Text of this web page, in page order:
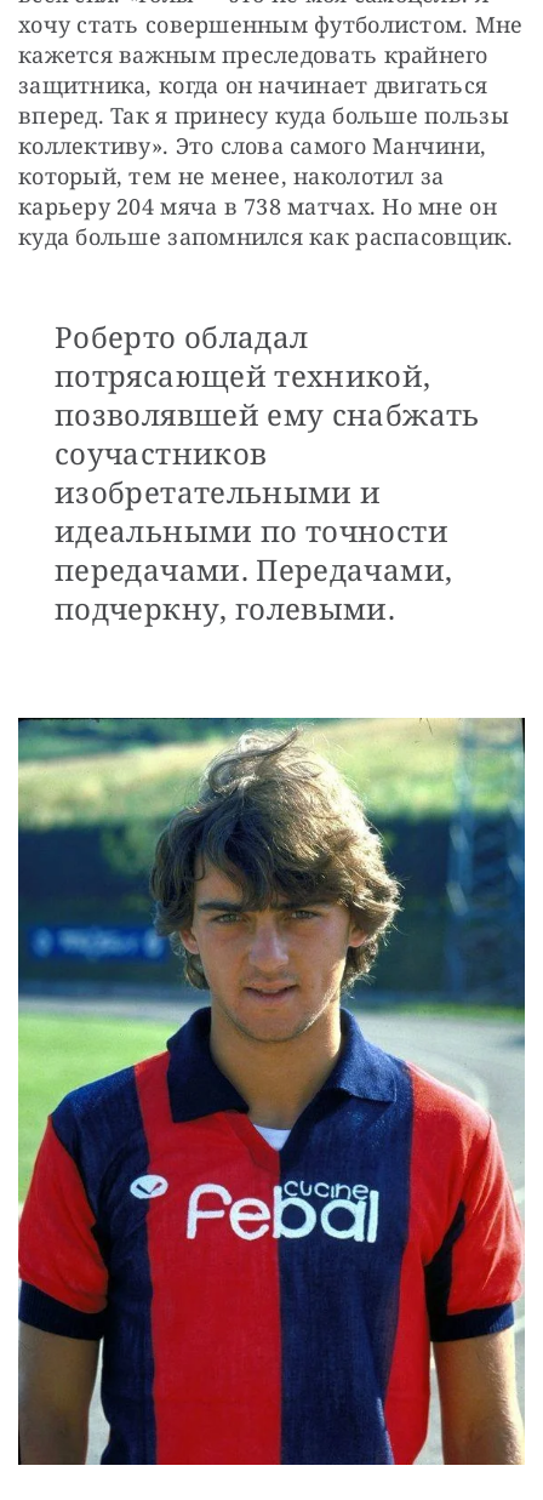
хочу стать совершенным футболистом. Мне
кажется важным преследовать крайнего
защитника, когда он начинает двигаться
вперед. Так я принесу куда больше пользы
коллективу». Это слова самого Манчини,
который, тем не менее, наколотил за
карьеру 204 мяча в 738 матчах. Но мне он
куда больше запомнился как распасовщик.
Роберто обладал
потрясающей техникой,
позволявшей ему снабжать
соучастников
изобретательными и
идеальными по точности
передачами. Передачами,
подчеркну, голевыми.